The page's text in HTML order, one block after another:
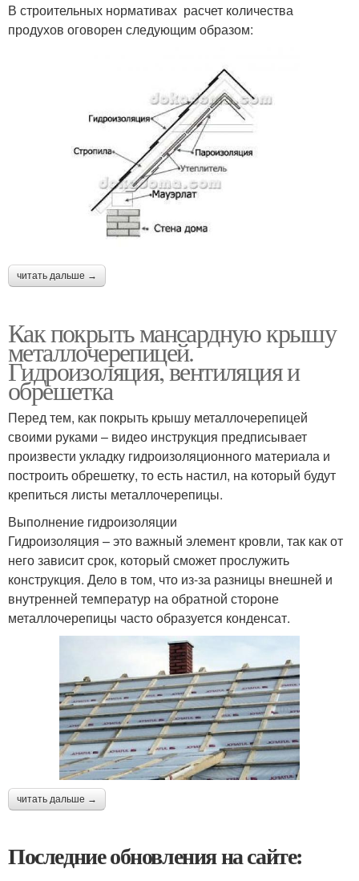
В строительных нормативах расчет количества
продухов оговорен следующим образом:
читать дальше →
Как покрыть мансардную крышу
металлочерепицей.
Гидроизоляция, вентиляция и
обрешетка
Перед тем, как покрыть крышу металлочерепицей
своими руками – видео инструкция предписывает
произвести укладку гидроизоляционного материала и
построить обрешетку, то есть настил, на который будут
крепиться листы металлочерепицы.
Выполнение гидроизоляции
Гидроизоляция – это важный элемент кровли, так как от
него зависит срок, который сможет прослужить
конструкция. Дело в том, что из-за разницы внешней и
внутренней температур на обратной стороне
металлочерепицы часто образуется конденсат.
читать дальше →
Последние обновления на сайте: